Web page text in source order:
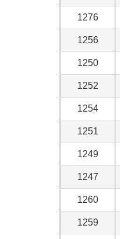
1276
1256
1250
1252
1254
1251
1249
1247
1260
1259